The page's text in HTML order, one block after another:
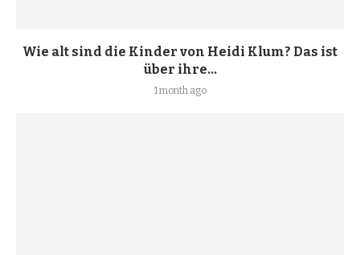
Wie alt sind die Kinder von Heidi Klum? Das ist
über ihre...
1 month ago